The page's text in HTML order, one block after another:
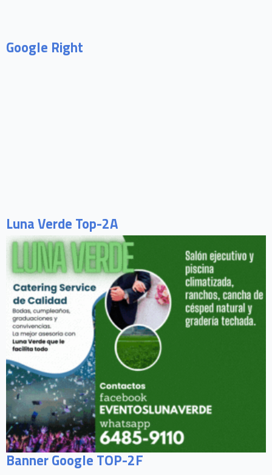
Google Right
Luna Verde Top-2A
Banner Google TOP-2F